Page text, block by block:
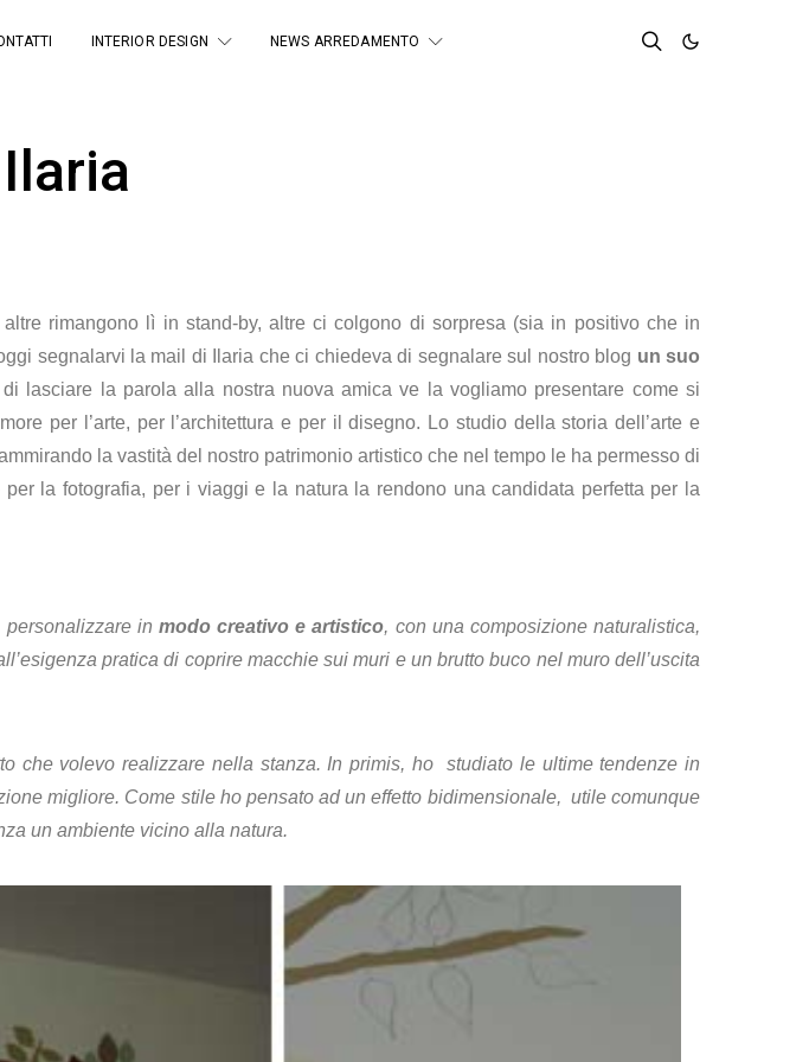
INTERIOR DESIGN NEWS ARREDAMENTO
rimangono lì in stand-by, altre ci colgono di sorpresa (sia in positivo che in
segnalarvi la mail di Ilaria che ci chiedeva di segnalare sul nostro blog un suo
lasciare la parola alla nostra nuova amica ve la vogliamo presentare come si
per l’arte, per l’architettura e per il disegno. Lo studio della storia dell’arte e
la vastità del nostro patrimonio artistico che nel tempo le ha permesso di
la fotografia, per i viaggi e la natura la rendono una candidata perfetta per la
in modo creativo e artistico, con una composizione naturalistica,
pratica di coprire macchie sui muri e un brutto buco nel muro dell’uscita
che volevo realizzare nella stanza. In primis, ho studiato le ultime tendenze in
migliore. Come stile ho pensato ad un effetto bidimensionale, utile comunque
un ambiente vicino alla natura.